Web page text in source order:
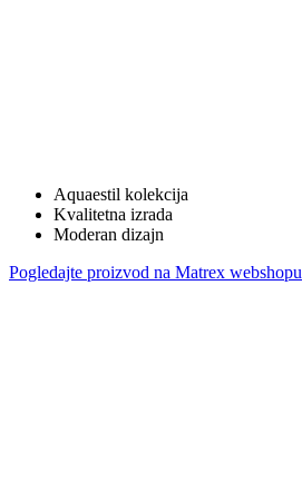
Aquaestil kolekcija
Kvalitetna izrada
Moderan dizajn
Pogledajte proizvod na Matrex webshopu